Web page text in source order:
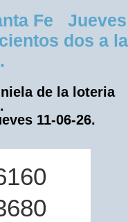
Fe Jueves
dos a la
de la loteria
11-06-26.